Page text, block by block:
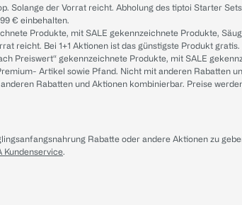
Solange der Vorrat reicht. Abholung des tiptoi Starter
€ einbehalten.
Produkte, mit SALE gekennzeichnete Produkte,
reicht. Bei 1+1 Aktionen ist das günstigste Produkt gratis.
Preiswert“ gekennzeichnete Produkte, mit SALE
Artikel sowie Pfand. Nicht mit anderen
Rabatten und Aktionen kombinierbar. Preise
Rabatte oder andere Aktionen zu
Kundenservice.